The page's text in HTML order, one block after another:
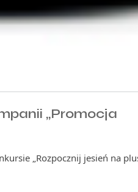
„Promocja
„Rozpocznij jesień na